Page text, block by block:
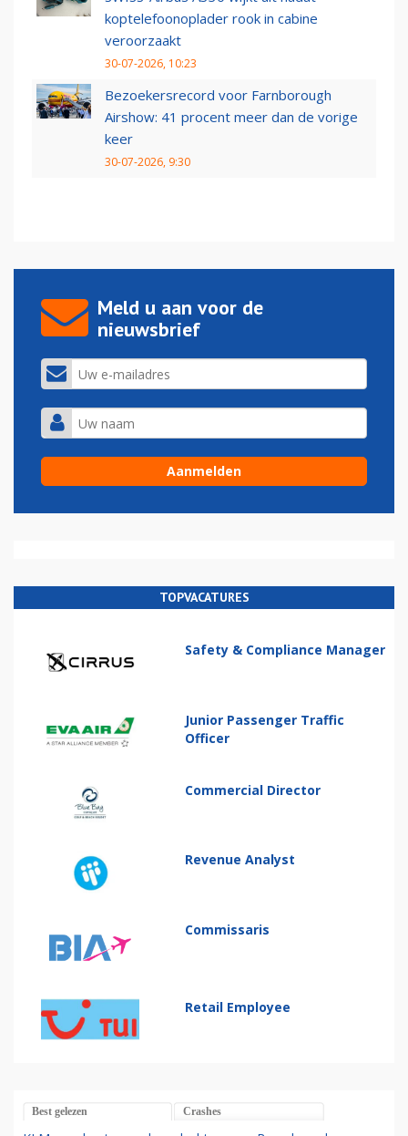
koptelefoonoplader rook in cabine
veroorzaakt
30-07-2026, 10:23
Bezoekersrecord voor Farnborough
Airshow: 41 procent meer dan de vorige
keer
30-07-2026, 9:30
Meld u aan voor de
nieuwsbrief
TOPVACATURES
Safety & Compliance Manager
Junior Passenger Traffic
Officer
Commercial Director
Revenue Analyst
Commissaris
Retail Employee
Best gelezen Crashes